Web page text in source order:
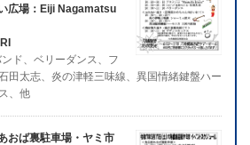
広場：Eiji Nagamatsu
ンド、ベリーダンス、フ
田太志、炎の津軽三味線、異国情緒鍵盤ハー
、他
おば裏駐車場・ヤミ市